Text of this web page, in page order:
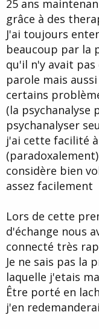
25 ans
grâce à des
J'ai toujours
beaucoup par la
qu'il n'y avait
parole mais
certains
(la psychanalyse
psychanalyser
j'ai cette facilité
considère bien
assez facilement
Lors de cette
d'échange nous
connecté très
Je ne sais pas la
laquelle j'etais
Être porté en
j'en